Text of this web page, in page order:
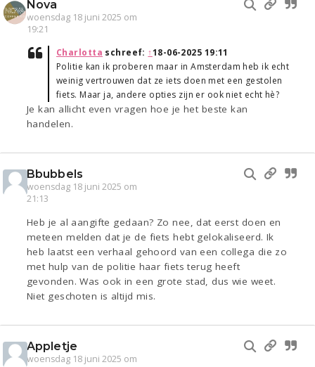
Nova
woensdag 18 juni 2025 om
19:21
Charlotta schreef: ↑18-06-2025 19:11
Politie kan ik proberen maar in Amsterdam heb ik echt
weinig vertrouwen dat ze iets doen met een gestolen
fiets. Maar ja, andere opties zijn er ook niet echt hè?
Je kan allicht even vragen hoe je het beste kan
handelen.
Bbubbels
woensdag 18 juni 2025 om
21:13
Heb je al aangifte gedaan? Zo nee, dat eerst doen en
meteen melden dat je de fiets hebt gelokaliseerd. Ik
heb laatst een verhaal gehoord van een collega die zo
met hulp van de politie haar fiets terug heeft
gevonden. Was ook in een grote stad, dus wie weet.
Niet geschoten is altijd mis.
Appletje
woensdag 18 juni 2025 om